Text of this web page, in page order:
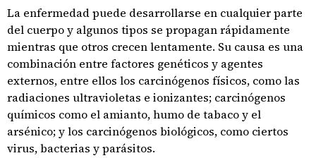
La enfermedad puede desarrollarse en cualquier parte
del cuerpo y algunos tipos se propagan rápidamente
mientras que otros crecen lentamente. Su causa es una
combinación entre factores genéticos y agentes
externos, entre ellos los carcinógenos físicos, como las
radiaciones ultravioletas e ionizantes; carcinógenos
químicos como el amianto, humo de tabaco y el
arsénico; y los carcinógenos biológicos, como ciertos
virus, bacterias y parásitos.